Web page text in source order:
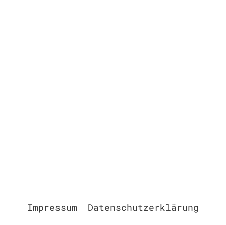
Impressum Datenschutzerklärung